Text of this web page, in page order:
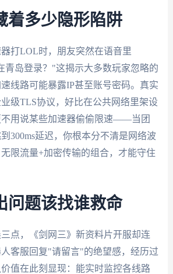
着多少隐形陷阱
打LOL时，朋友突然在语音里
青岛登录？"这揭示大多数玩家忽略的
线路可能暴露IP甚至账号密码。真实
级TLS协议，好比在公共网络里架设
不用说某些加速器偷偷限速——当团
300ms延迟，你根本分不清是网络波
限流量+加密传输的组合，才能守住
问题该找谁救命
点，《剑网三》新资料片开服却连
客服回复"请留言"的绝望感，经历过
值在此刻显现：能实时监控各线路